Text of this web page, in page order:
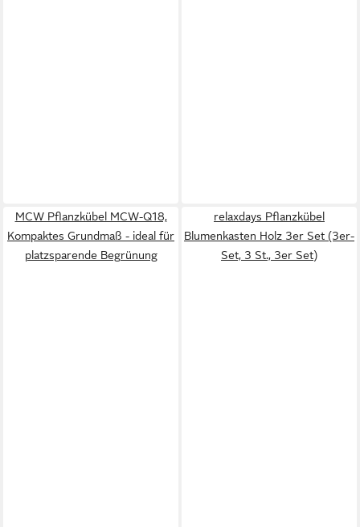
MCW Pflanzkübel MCW-Q18,
Kompaktes Grundmaß - ideal für
platzsparende Begrünung
relaxdays Pflanzkübel
Blumenkasten Holz 3er Set (3er-
Set, 3 St., 3er Set)